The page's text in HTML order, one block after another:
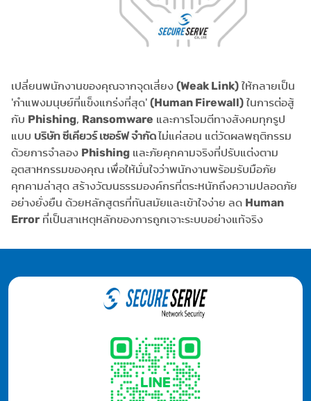
เปลี่ยนพนักงานของคุณจากจุดเสี่ยง (Weak Link) ให้กลายเป็น
'กำแพงมนุษย์ที่แข็งแกร่งที่สุด' (Human Firewall) ในการต่อสู้
กับ Phishing, Ransomware และการโจมตีทางสังคมทุกรูป
แบบ บริษัท ซีเคียวร์ เซอร์ฟ จำกัดไม่แค่สอน แต่วัดผลพฤติกรรม
ด้วยการจำลอง Phishing และภัยคุกคามจริงที่ปรับแต่งตาม
อุตสาหกรรมของคุณ เพื่อให้มั่นใจว่าพนักงานพร้อมรับมือภัย
คุกคามล่าสุด สร้างวัฒนธรรมองค์กรที่ตระหนักถึงความปลอดภัย
อย่างยั่งยืน ด้วยหลักสูตรที่ทันสมัยและเข้าใจง่าย ลด Human
Error ที่เป็นสาเหตุหลักของการถูกเจาะระบบอย่างแท้จริง